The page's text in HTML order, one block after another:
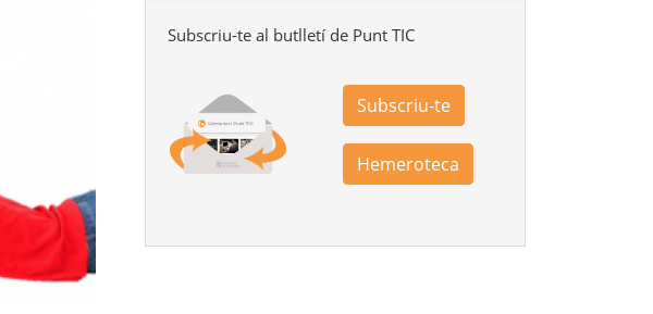
Subscriu-te al butlletí de Punt TIC
Subscriu-te
Hemeroteca